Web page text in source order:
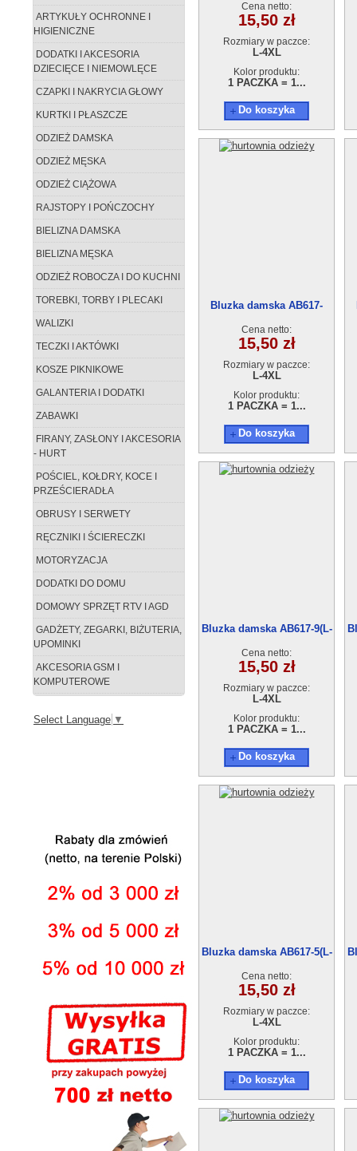
ARTYKUŁY OCHRONNE I
HIGIENICZNE
DODATKI I AKCESORIA
DZIECIĘCE I NIEMOWLĘCE
CZAPKI I NAKRYCIA GŁOWY
KURTKI I PŁASZCZE
ODZIEŻ DAMSKA
ODZIEŻ MĘSKA
ODZIEŻ CIĄŻOWA
RAJSTOPY I POŃCZOCHY
BIELIZNA DAMSKA
BIELIZNA MĘSKA
ODZIEŻ ROBOCZA I DO KUCHNI
TOREBKI, TORBY I PLECAKI
WALIZKI
TECZKI I AKTÓWKI
KOSZE PIKNIKOWE
GALANTERIA I DODATKI
ZABAWKI
FIRANY, ZASŁONY I AKCESORIA
- HURT
POŚCIEL, KOŁDRY, KOCE I
PRZEŚCIERADŁA
OBRUSY I SERWETY
RĘCZNIKI I ŚCIERECZKI
MOTORYZACJA
DODATKI DO DOMU
DOMOWY SPRZĘT RTV I AGD
GADŻETY, ZEGARKI, BIŻUTERIA,
UPOMINKI
AKCESORIA GSM I
KOMPUTEROWE
Select Language ▼
Cena netto:
15,50 zł
Rozmiary w paczce:
L-4XL
Kolor produktu:
1 PACZKA = 1...
Do koszyka
Bluzka damska AB617-
Cena netto:
15,50 zł
Rozmiary w paczce:
L-4XL
Kolor produktu:
1 PACZKA = 1...
Do koszyka
Bluzka damska AB617-9(L-
Cena netto:
15,50 zł
Rozmiary w paczce:
L-4XL
Kolor produktu:
1 PACZKA = 1...
Do koszyka
Bluzka damska AB617-5(L-
Cena netto:
15,50 zł
Rozmiary w paczce:
L-4XL
Kolor produktu:
1 PACZKA = 1...
Do koszyka